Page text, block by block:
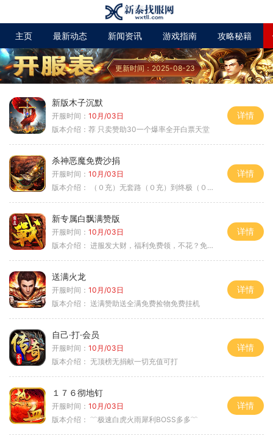
主页 最新动态 新闻资讯 游戏指南 攻略秘籍
更新时间：2025-08-23
新版木子沉默
开服时间： 10月/03日
版本介绍： 荐 只卖赞助30一个爆率全开白票天堂
详情
杀神恶魔免费沙捐
开服时间： 10月/03日
版本介绍：
（０充）无套路（０充）到终极（０充）爽
详情
新专属白飘满赞版
开服时间： 10月/03日
版本介绍： 进服发大财，福利免费领，不花？免费通关！
详情
送满火龙
开服时间： 10月/03日
版本介绍： 送满赞助送全满免费捡物免费挂机
详情
自己·打·会员
开服时间： 10月/03日
版本介绍： 无顶榜无捐献一切充值可打
详情
１７６彻地钉
开服时间： 10月/03日
版本介绍： ﹌极速白虎火雨犀利BOSS多多﹌
详情